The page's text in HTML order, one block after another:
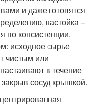
и даже готовятся
настойка –
по консистенции.
исходное сырье
чистым или
в течение
сосуд крышкой.